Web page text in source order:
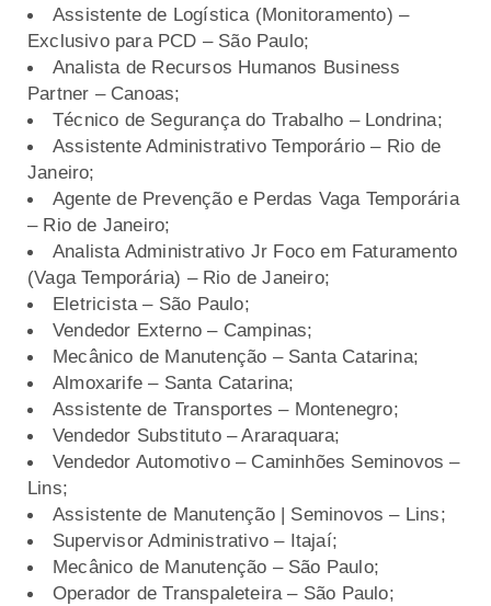
Assistente de Logística (Monitoramento) –
Exclusivo para PCD – São Paulo;
Analista de Recursos Humanos Business
Partner – Canoas;
Técnico de Segurança do Trabalho – Londrina;
Assistente Administrativo Temporário – Rio de
Janeiro;
Agente de Prevenção e Perdas Vaga Temporária
– Rio de Janeiro;
Analista Administrativo Jr Foco em Faturamento
(Vaga Temporária) – Rio de Janeiro;
Eletricista – São Paulo;
Vendedor Externo – Campinas;
Mecânico de Manutenção – Santa Catarina;
Almoxarife – Santa Catarina;
Assistente de Transportes – Montenegro;
Vendedor Substituto – Araraquara;
Vendedor Automotivo – Caminhões Seminovos –
Lins;
Assistente de Manutenção | Seminovos – Lins;
Supervisor Administrativo – Itajaí;
Mecânico de Manutenção – São Paulo;
Operador de Transpaleteira – São Paulo;